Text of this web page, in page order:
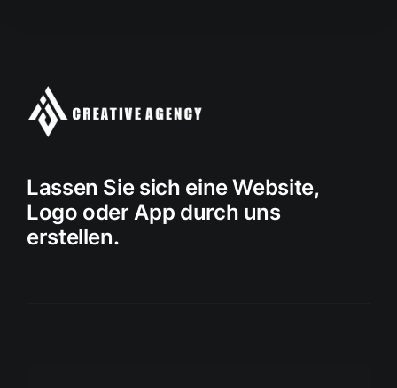
Lassen Sie sich eine Website,
Logo oder App durch uns
erstellen.